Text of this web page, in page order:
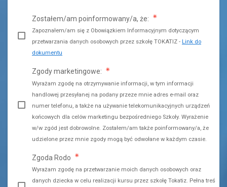
Zostałem/am poinformowany/a, że:
Zapoznałem/am się z Obowiązkiem Informacyjnym dotyczącym
przetwarzania danych osobowych przez szkołę TOKATIZ - Link do
dokumentu
Zgody marketingowe:
Wyrażam zgodę na otrzymywanie informacji, w tym informacji
handlowej przesyłanej na podany przeze mnie adres e-mail oraz
numer telefonu, a także na używanie telekomunikacyjnych urządzeń
końcowych dla celów marketingu bezpośredniego Szkoły. Wyrażenie
w/w zgód jest dobrowolne. Zostałem/am także poinformowany/a, że
udzielone przez mnie zgody mogą być odwołane w każdym czasie.
Zgoda Rodo
Wyrażam zgodę na przetwarzanie moich danych osobowych oraz
danych dziecka w celu realizacji kursu przez szkołę Tokatiz. Pełna treść